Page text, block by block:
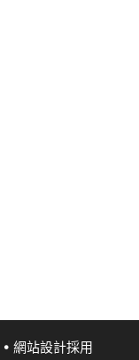
• 網站設計採用